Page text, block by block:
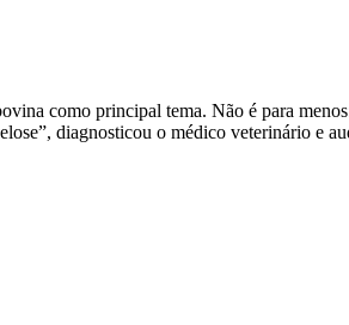
como principal tema. Não é para
diagnosticou o médico veterinário e